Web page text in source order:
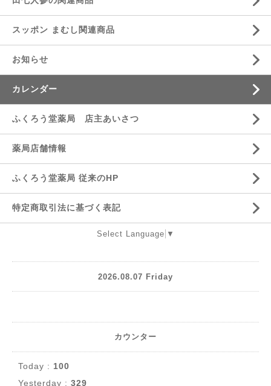
スッポン まむし関連商品
お知らせ
カレンダー
ふくろう堂薬局 店主あいさつ
薬局店舗情報
ふくろう堂薬局 従来のHP
特定商取引法に基づく表記
Select Language ▼
2026.08.07 Friday
カウンター
Today : 100
Yesterday : 329